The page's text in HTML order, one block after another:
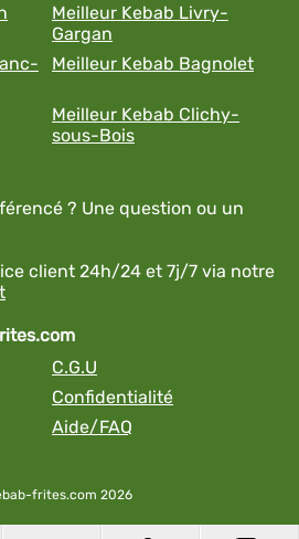
Meilleur Kebab Livry-
Gargan
Meilleur Kebab Bagnolet
Meilleur Kebab Clichy-
sous-Bois
? Une question ou un
client 24h/24 et 7j/7 via notre
C.G.U
Confidentialité
Aide/FAQ
frites.com 2026